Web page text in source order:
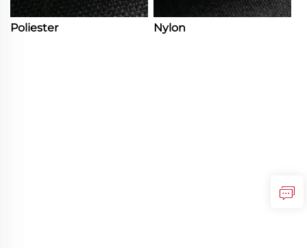
Poliester Nylon